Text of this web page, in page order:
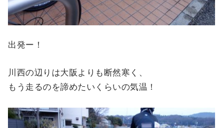
出発ー！
川西の辺りは大阪よりも断然寒く、
もう走るのを諦めたいくらいの気温！